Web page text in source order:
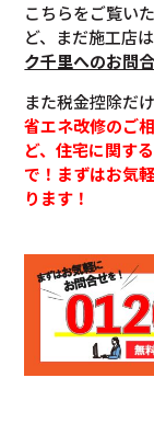
こちらをご覧い
ど、まだ施工店
ク千里へのお問
また税金控除だ
省エネ改修のご
ど、住宅に関す
で！まずはお気
ります！